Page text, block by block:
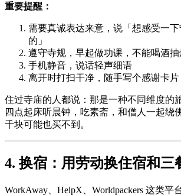
重要提醒：
需要真诚表达来意，说「想感受一
的」
遵守寺规，早起做功课，不能喝酒抽
手机静音，说话轻声细语
离开时打扫干净，随手写个感谢卡片
住过寺庙的人都说：那是一种不同维度的
四点起床听晨钟，吃素斋，和僧人一起绕
千块可能也买不到。
4. 换宿：用劳动换住宿和三
WorkAway、HelpX、Worldpackers 这类平